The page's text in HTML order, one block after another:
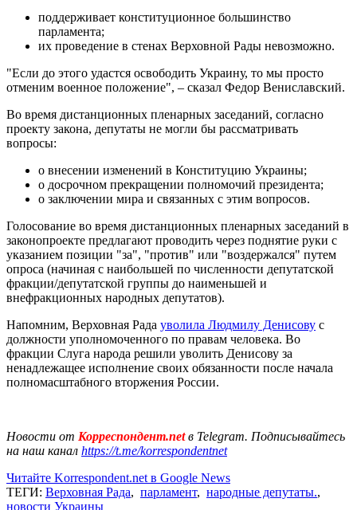
поддерживает конституционное большинство
парламента;
их проведение в стенах Верховной Рады невозможно.
"Если до этого удастся освободить Украину, то мы просто
отменим военное положение", – сказал Федор Вениславский.
Во время дистанционных пленарных заседаний, согласно
проекту закона, депутаты не могли бы рассматривать
вопросы:
о внесении изменений в Конституцию Украины;
о досрочном прекращении полномочий президента;
о заключении мира и связанных с этим вопросов.
Голосование во время дистанционных пленарных заседаний в
законопроекте предлагают проводить через поднятие руки с
указанием позиции "за", "против" или "воздержался" путем
опроса (начиная с наибольшей по численности депутатской
фракции/депутатской группы до наименьшей и
внефракционных народных депутатов).
Напомним, Верховная Рада уволила Людмилу Денисову с
должности уполномоченного по правам человека. Во
фракции Слуга народа решили уволить Денисову за
ненадлежащее исполнение своих обязанности после начала
полномасштабного вторжения России.
Новости от Корреспондент.netв Telegram. Подписывайтесь
на наш канал https://t.me/korrespondentnet
Читайте Korrespondent.net в Google News
ТЕГИ: Верховная Рада, парламент, народные депутаты.,
новости Украины